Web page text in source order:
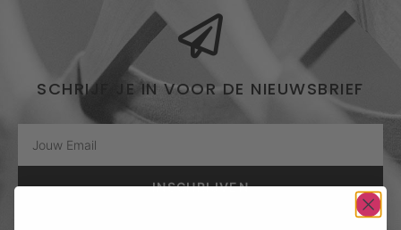
SCHRIJF JE IN VOOR DE NIEUWSBRIEF
INSCHRIJVEN